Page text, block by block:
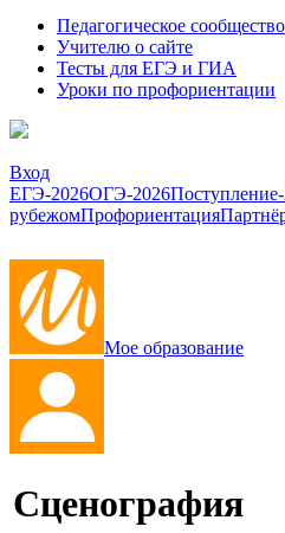
Педагогическое сообщество
Учителю о сайте
Тесты для ЕГЭ и ГИА
Уроки по профориентации
Вход
ЕГЭ-2026ОГЭ-2026
рубежомПрофориентация
Мое образование
Сценография